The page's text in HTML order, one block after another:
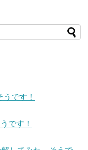
です！
です！